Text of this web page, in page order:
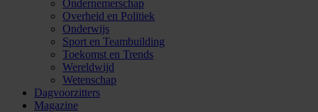
Ondernemerschap
Overheid en Politiek
Onderwijs
Sport en Teambuilding
Toekomst en Trends
Wereldwijd
Wetenschap
Dagvoorzitters
Magazine